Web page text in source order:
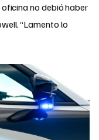
no debió haber
“Lamento lo